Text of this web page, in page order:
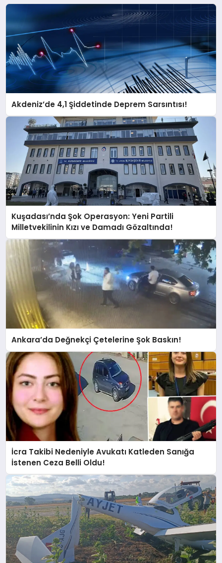
Akdeniz’de 4,1 Şiddetinde Deprem Sarsıntısı!
Kuşadası’nda Şok Operasyon: Yeni Partili
Milletvekilinin Kızı ve Damadı Gözaltında!
Ankara’da Değnekçi Çetelerine Şok Baskın!
İcra Takibi Nedeniyle Avukatı Katleden Sanığa
İstenen Ceza Belli Oldu!